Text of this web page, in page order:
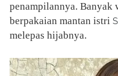
penampilannya. Banyak
berpakaian mantan istri
melepas hijabnya.